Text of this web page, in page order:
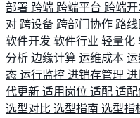
部署 跨端 跨端平台 跨端开
对 跨设备 跨部门协作 路线
软件开发 软件行业 轻量化
分析 边缘计算 运维成本 运
态 运行监控 进销存管理 进
代更新 适用岗位 适配 适配
选型对比 选型指南 选型指